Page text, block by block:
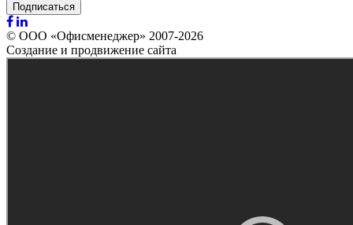
Подписаться
© ООО «Офисменеджер» 2007-2026
Создание и продвижение сайта